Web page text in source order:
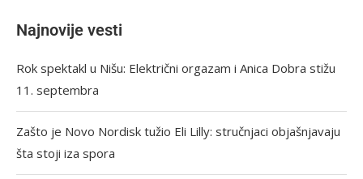
Najnovije vesti
Rok spektakl u Nišu: Električni orgazam i Anica Dobra stižu
11. septembra
Zašto je Novo Nordisk tužio Eli Lilly: stručnjaci objašnjavaju
šta stoji iza spora